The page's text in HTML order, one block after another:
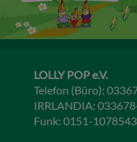
LOLLY POP e.V.
Telefon (Büro):
IRRLANDIA:
Funk: 0151-